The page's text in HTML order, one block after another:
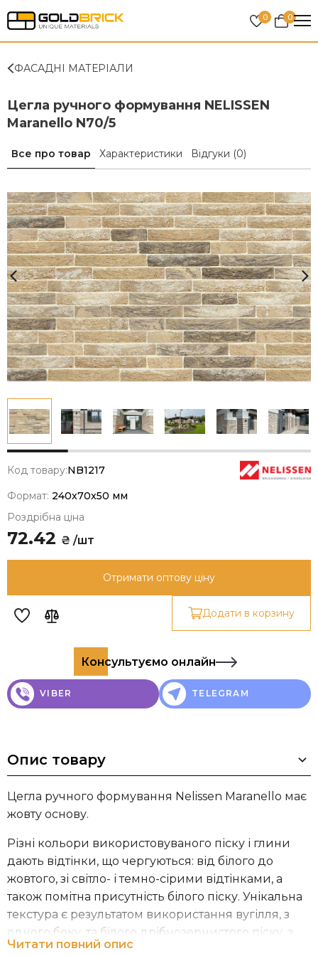
0 0
ФАСАДНІ МАТЕРІАЛИ
Цегла ручного формування NELISSEN
Maranello N70/5
Все про товар Характеристики Відгуки (0)
Код товару:NB1217
Формат: 240x70x50 мм
Роздрібна ціна
72.42 ₴ /шт
Отримати оптову ціну
Додати в корзину
Консультуємо онлайн
VIBER TELEGRAM
Опис товару
Цегла ручного формування Nelissen Maranello має
жовту основу.
Різні кольори використовуваного піску і глини
дають відтінки, що чергуються: від білого до
жовтого, зі світло- і темно-сірими відтінками, а
також помітна присутність білого піску. Унікальна
текстура є результатом використання вугілля, з
одного боку, та білого дрібнозернистого піску, з
іншого. Структура виглядає нерівною, на піщаній
Читати повний опис